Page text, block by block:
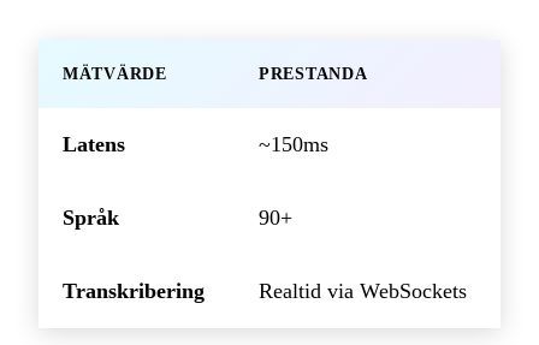
MÄTVÄRDE PRESTANDA
Latens ~150ms
Språk 90+
Transkribering Realtid via WebSockets